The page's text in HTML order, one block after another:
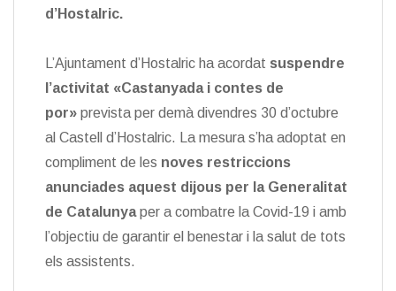
d’Hostalric.
L’Ajuntament d’Hostalric ha acordat suspendre
l’activitat «Castanyada i contes de
por» prevista per demà divendres 30 d’octubre
al Castell d’Hostalric. La mesura s’ha adoptat en
compliment de les noves restriccions
anunciades aquest dijous per la Generalitat
de Catalunyaper a combatre la Covid-19 i amb
l’objectiu de garantir el benestar i la salut de tots
els assistents.